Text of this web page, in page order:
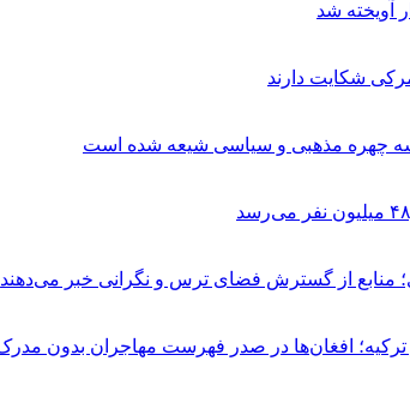
آویخته شد
شکایت دارند
سه چهره مذهبی و سیاسی شیعه شده است
منابع از گسترش فضای ترس و نگرانی خبر می‌دهند